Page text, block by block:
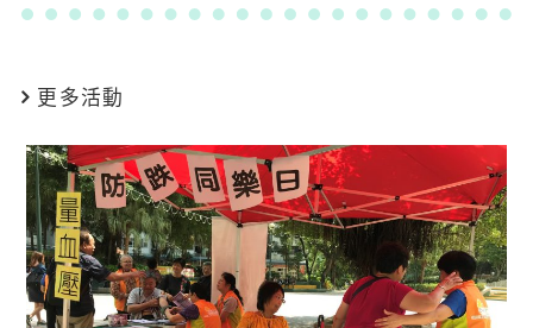
更多活動